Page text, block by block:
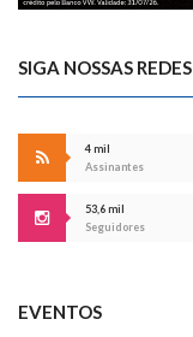
SIGA NOSSAS REDES
4 mil
Assinantes
53,6 mil
Seguidores
EVENTOS